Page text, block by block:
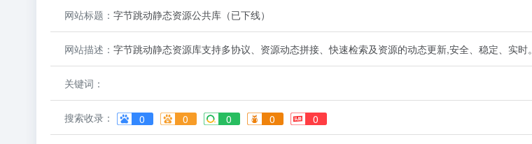
网站标题： 字节跳动静态资源公共库（已下线）
网站描述： 字节跳动静态资源库支持多协议、资源动态拼接、快速检索及资源的动态更新,安全、稳定、实时。
关键词：
搜索收录： 0 0 0 0 0